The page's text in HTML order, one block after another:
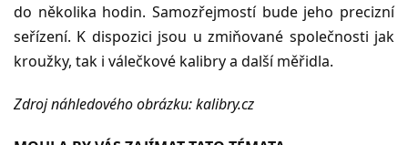
do několika hodin. Samozřejmostí bude jeho precizní
seřízení. K dispozici jsou u zmiňované společnosti jak
kroužky, tak i válečkové kalibry a další měřidla.
Zdroj náhledového obrázku: kalibry.cz